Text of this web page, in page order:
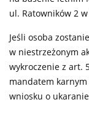
ul. Ratowników 2
Jeśli osoba
w niestrzeżonym
wykroczenie z art.
mandatem
wniosku o